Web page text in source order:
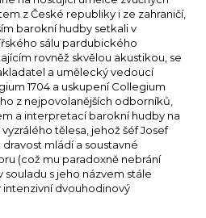
z České republiky i ze zahraničí,
barokní hudby setkali v
sálu pardubického
rovněž skvělou akustikou, se
a umělecký vedoucí
1704 a uskupení Collegium
z nejpovolanějších odborníků,
a interpretací barokní hudby na
tělesa, jehož šéf Josef
mládí a soustavné
(což mu paradoxně nebrání
s jeho názvem stále
intenzivní dvouhodinový